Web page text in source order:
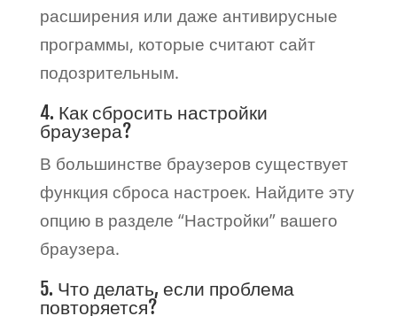
расширения или даже антивирусные
программы, которые считают сайт
подозрительным.
4. Как сбросить настройки
браузера?
В большинстве браузеров существует
функция сброса настроек. Найдите эту
опцию в разделе “Настройки” вашего
браузера.
5. Что делать, если проблема
повторяется?